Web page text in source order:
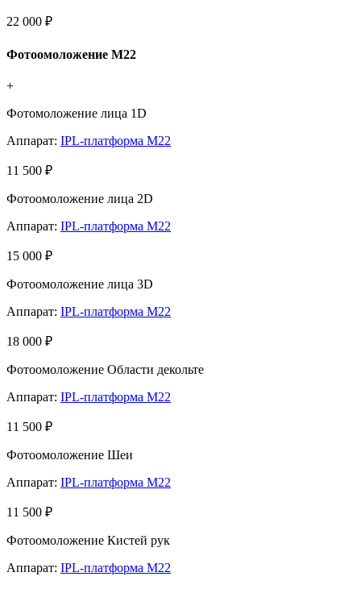
22 000 ₽
Фотоомоложение М22
+
Фотомоложение лица 1D
Аппарат: IPL-платформа М22
11 500 ₽
Фотоомоложение лица 2D
Аппарат: IPL-платформа М22
15 000 ₽
Фотоомоложение лица 3D
Аппарат: IPL-платформа М22
18 000 ₽
Фотоомоложение Области декольте
Аппарат: IPL-платформа М22
11 500 ₽
Фотоомоложение Шеи
Аппарат: IPL-платформа М22
11 500 ₽
Фотоомоложение Кистей рук
Аппарат: IPL-платформа М22